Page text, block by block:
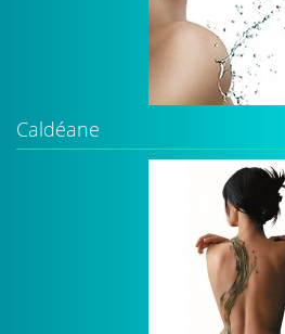
Caldéane